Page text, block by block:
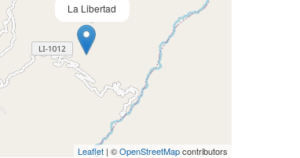
La Libertad
Leaflet | ©OpenStreetMapcontributors